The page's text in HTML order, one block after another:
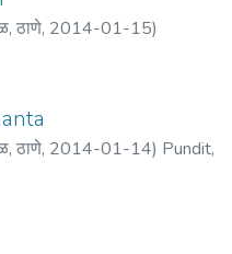
ठाणे, 2014-01-15)
ठाणे, 2014-01-14) Pundit,